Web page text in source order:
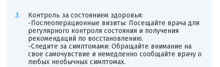
Контроль за состоянием здоровья:
-Послеоперационные визиты: Посещайте врача для
регулярного контроля состояния и получения
рекомендаций по восстановлению.
-Следите за симптомами: Обращайте внимание на
свое самочувствие и немедленно сообщайте врачу о
любых необычных симптомах.